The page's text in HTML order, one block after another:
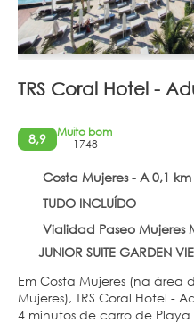
TRS Coral Hotel -
8,9
Muito bom
1748
Costa Mujeres - A 0,1
TUDO INCLUÍDO
Vialidad Paseo Mujeres
JUNIOR SUITE GARDEN
Em Costa Mujeres (na área
Mujeres), TRS Coral Hotel -
4 minutos de carro de